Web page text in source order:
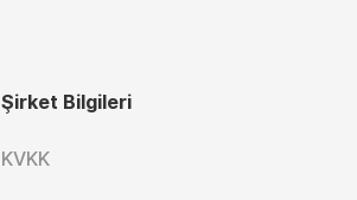
Şirket Bilgileri
KVKK